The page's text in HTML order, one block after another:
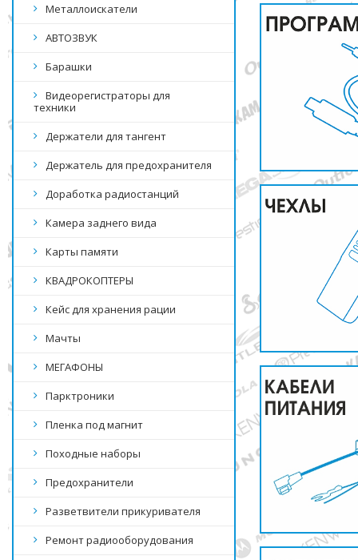
Металлоискатели
АВТОЗВУК
Барашки
Видеорегистраторы для
техники
Держатели для тангент
Держатель для предохранителя
Доработка радиостанций
Камера заднего вида
Карты памяти
КВАДРОКОПТЕРЫ
Кейс для хранения рации
Мачты
МЕГАФОНЫ
Парктроники
Пленка под магнит
Походные наборы
Предохранители
Разветвители прикуривателя
Ремонт радиооборудования